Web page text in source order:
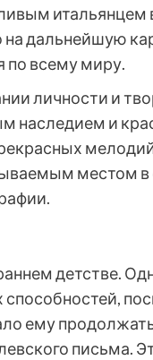
итальянцем
на дальнейшую
по всему миру.
личности и
наследием и
местом в
детстве.
ему
письма.